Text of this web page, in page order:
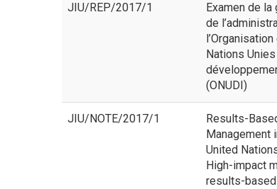
JIU/REP/2017/1
Examen de
de
Nations
(ONUDI)
JIU/NOTE/2017/1
Results-
Management
United
High-impact
results-based